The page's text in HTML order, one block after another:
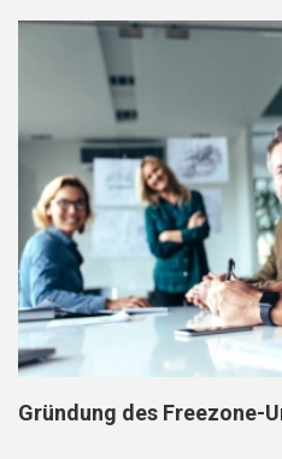
Gründung des Freezone-